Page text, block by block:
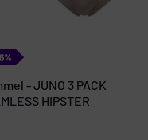
- JUNO 3 PACK
HIPSTER